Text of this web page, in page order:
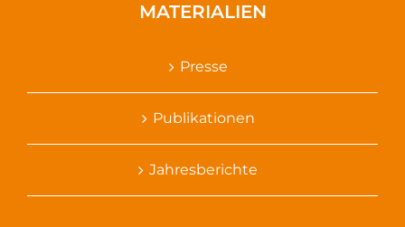
MATERIALIEN
Presse
Publikationen
Jahresberichte